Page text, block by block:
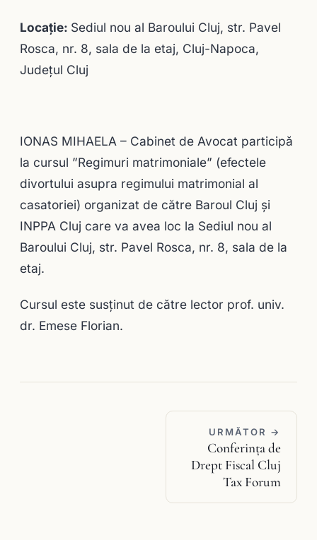
Locație: Sediul nou al Baroului Cluj, str. Pavel
Rosca, nr. 8, sala de la etaj, Cluj-Napoca,
Județul Cluj
IONAS MIHAELA – Cabinet de Avocat participă
la cursul ”Regimuri matrimoniale” (efectele
divortului asupra regimului matrimonial al
casatoriei) organizat de către Baroul Cluj și
INPPA Cluj care va avea loc la Sediul nou al
Baroului Cluj, str. Pavel Rosca, nr. 8, sala de la
etaj.
Cursul este susținut de către lector prof. univ.
dr. Emese Florian.
URMĂTOR →
Conferința de
Drept Fiscal Cluj
Tax Forum